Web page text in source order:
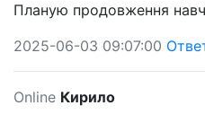
Планую продовження
2025-06-03 09:07:00
Online Кирило